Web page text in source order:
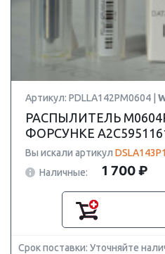
Артикул: PDLLA142PM0604 |
РАСПЫЛИТЕЛЬ
ФОРСУНКЕ
Вы искали артикул
Наличные:
1 700 ₽
Срок поставки: Уточняйте